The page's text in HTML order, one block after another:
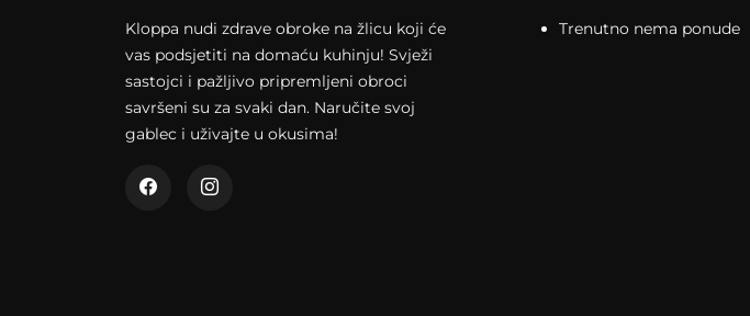
Kloppa nudi zdrave obroke na žlicu koji će
vas podsjetiti na domaću kuhinju! Svježi
sastojci i pažljivo pripremljeni obroci
savršeni su za svaki dan. Naručite svoj
gablec i uživajte u okusima!
Trenutno nema ponude